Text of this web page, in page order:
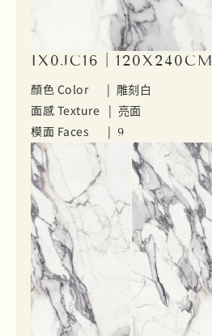
IX0JC16｜120X240CM
顏色 Color | 雕刻白
面感 Texture | 亮面
模面 Faces | 9